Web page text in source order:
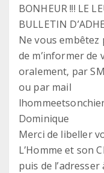
BONHEUR !!! LE
BULLETIN
Ne vous
de m’informer de
oralement, par
ou par mail
Dominique
Merci de libeller
L’Homme et son
puis de l’adresser